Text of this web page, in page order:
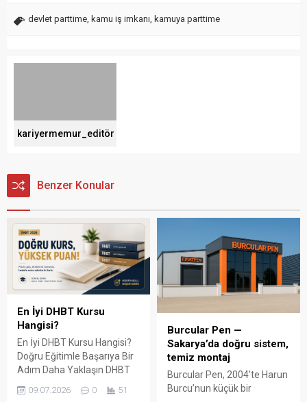
devlet parttime kamu iş imkanı kamuya parttime
kariyermemur_editör
Benzer Konular
En İyi DHBT Kursu
Hangisi?
En İyi DHBT Kursu Hangisi?
Doğru Eğitimle Başarıya Bir
Adım Daha Yaklaşın DHBT
Testi), Diyanet İşleri
09.07.2026 0 51
Burcular Pen —
Sakarya’da doğru sistem,
temiz montaj
Burcular Pen, 2004’te Harun
Burcu’nun küçük bir